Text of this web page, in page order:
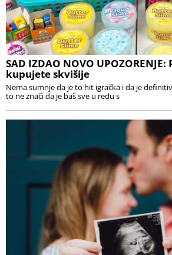
SAD IZDAO NOVO
kupujete skvišije
Nema sumnje da je to hit igračka i da je
to ne znači da je baš sve u redu s